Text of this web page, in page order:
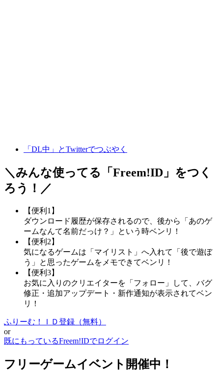
「DL中」とTwitterでつぶやく
＼みんな使ってる「 Freem!ID 」をつく
ろう！／
【便利1】
ダウンロード履歴が保存されるので、後から「あのゲ
ームなんて名前だっけ？」という時ベンリ！
【便利2】
気になるゲームは「マイリスト」へ入れて「後で遊ぼ
う」と思ったゲームをメモできてベンリ！
【便利3】
お気に入りのクリエイターを「フォロー」して、バグ
修正・追加アップデート・新作通知が表示されてベン
リ！
ふりーむ！ＩＤ登録（無料）
or
既にもっているFreem!IDでログイン
フリーゲームイベント開催中！